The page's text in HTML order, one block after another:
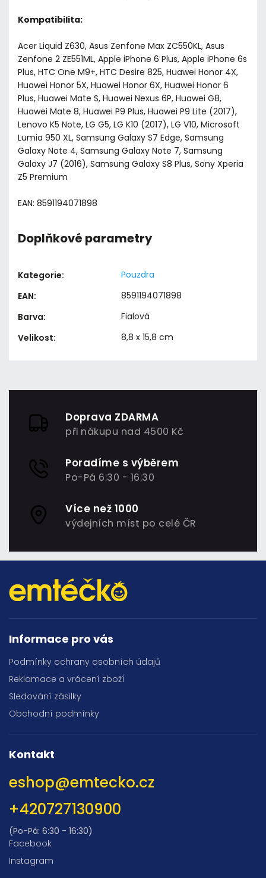
Kompatibilita:
Acer Liquid Z630, Asus Zenfone Max ZC550KL, Asus
Zenfone 2 ZE551ML, Apple iPhone 6 Plus, Apple iPhone 6s
Plus, HTC One M9+, HTC Desire 825, Huawei Honor 4X,
Huawei Honor 5X, Huawei Honor 6X, Huawei Honor 6
Plus, Huawei Mate S, Huawei Nexus 6P, Huawei G8,
Huawei Mate 8, Huawei P9 Plus, Huawei P9 Lite (2017),
Lenovo K5 Note, LG G5, LG K10 (2017), LG V10, Microsoft
Lumia 950 XL, Samsung Galaxy S7 Edge, Samsung
Galaxy Note 4, Samsung Galaxy Note 7, Samsung
Galaxy J7 (2016), Samsung Galaxy S8 Plus, Sony Xperia
Z5 Premium
EAN: 8591194071898
Doplňkové parametry
Kategorie:
Pouzdra
EAN:
8591194071898
Barva:
Fialová
Velikost: 8,8 x 15,8 cm
Doprava ZDARMA
při nákupu nad 4500 Kč
Poradíme s výběrem
Po-Pá 6:30 - 16:30
Více než 1000
výdejních míst po celé ČR
Informace pro vás
Podmínky ochrany osobních údajů
Reklamace a vrácení zboží
Sledování zásilky
Obchodní podmínky
Kontakt
eshop@emtecko.cz
+420727130900
(Po-Pá: 6:30 - 16:30)
Facebook
Instagram